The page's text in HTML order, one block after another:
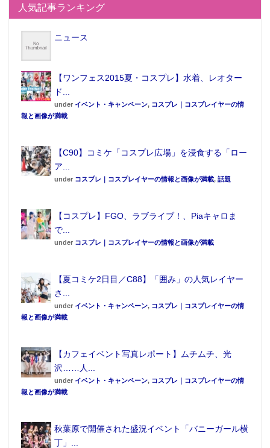
人気記事ランキング
ニュース
【ワンフェス2015夏・コスプレ】水着、レオター
ド...
under イベント・キャンペーン, コスプレ｜コスプレイヤーの情
報と画像が満載
【C90】コミケ「コスプレ広場」を浸食する「ロー
ア...
under コスプレ｜コスプレイヤーの情報と画像が満載, 話題
【コスプレ】FGO、ラブライブ！、Piaキャロま
で...
under コスプレ｜コスプレイヤーの情報と画像が満載
【夏コミケ2日目／C88】「囲み」の人気レイヤー
さ...
under イベント・キャンペーン, コスプレ｜コスプレイヤーの情
報と画像が満載
【カフェイベント写真レポート】ムチムチ、光
沢……人...
under イベント・キャンペーン, コスプレ｜コスプレイヤーの情
報と画像が満載
秋葉原で開催された盛況イベント「バニーガール横
丁」...